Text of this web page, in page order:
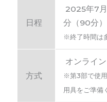
日程
2025年7
分（90分）
※終了時間は
方式
オンライ
※第3部で使
用具をご準備